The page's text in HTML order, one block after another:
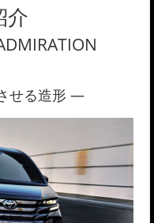
介
せる造形 ―